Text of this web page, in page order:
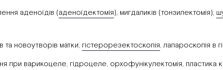
аденоїдів (аденоїдектомія), мигдаликів (тонзилектомія),
та новоутворів матки, гістерорезектоскопія, лапароскопія в
при варикоцеле, гідроцеле, орхофунікулектомія, пластика